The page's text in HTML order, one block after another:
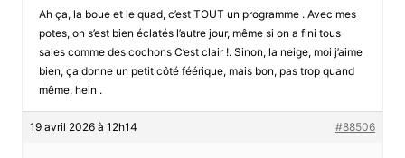
Ah ça, la boue et le quad, c’est TOUT un programme . Avec mes
potes, on s’est bien éclatés l’autre jour, même si on a fini tous
sales comme des cochons C’est clair !. Sinon, la neige, moi j’aime
bien, ça donne un petit côté féérique, mais bon, pas trop quand
même, hein .
19 avril 2026 à 12h14 #88506